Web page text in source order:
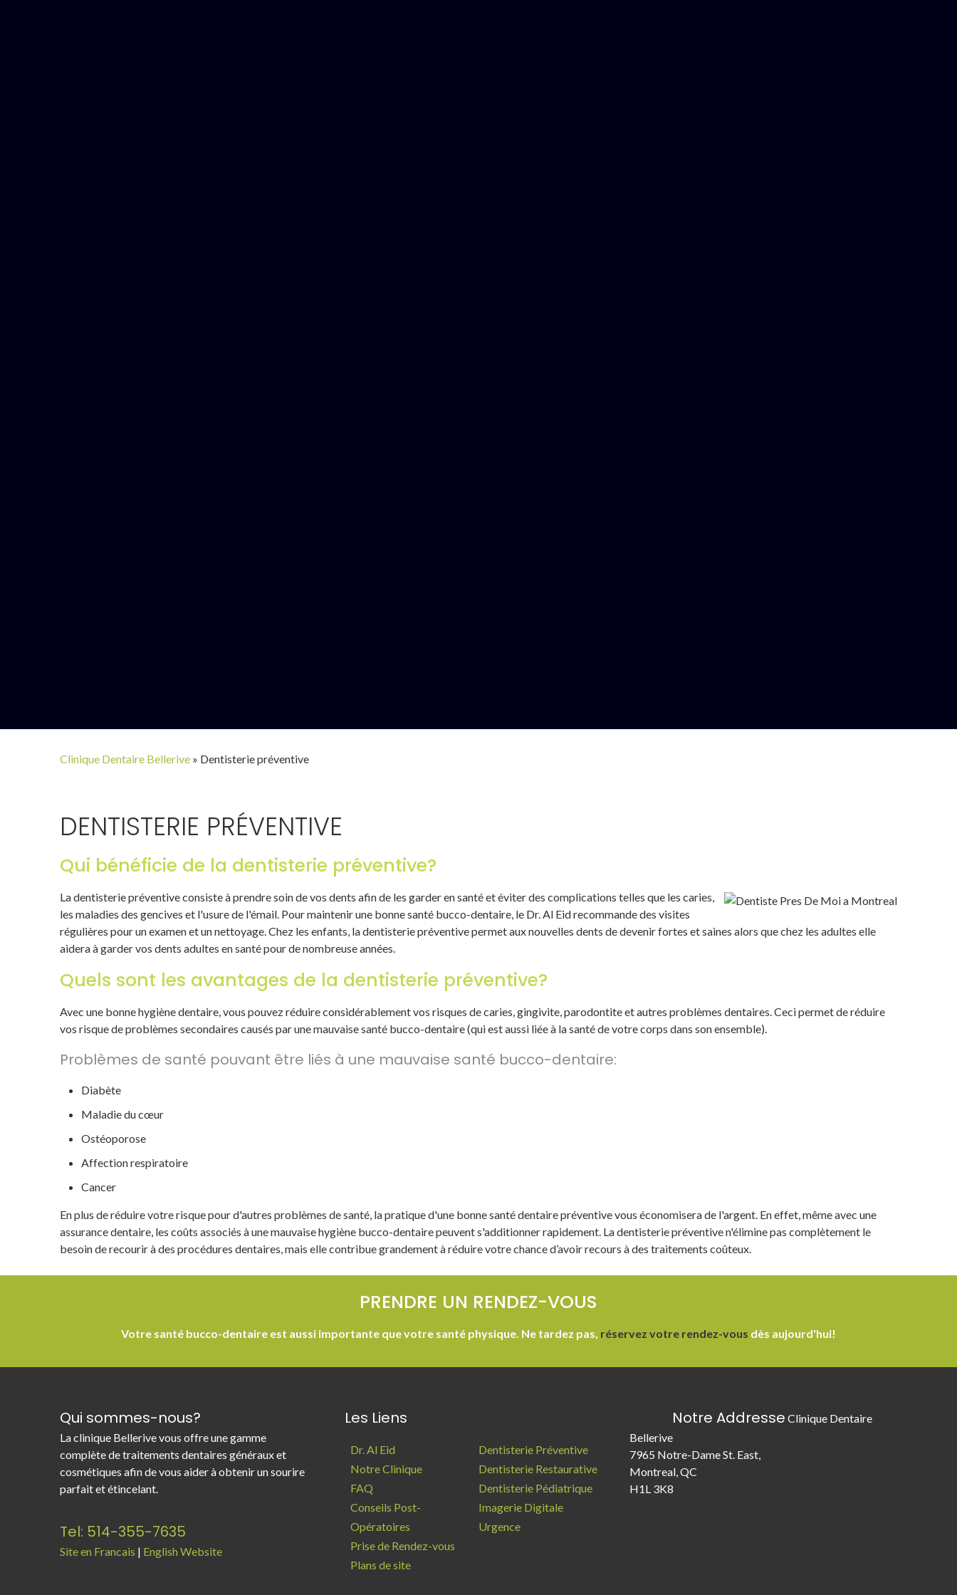
Clinique Dentaire Bellerive » Dentisterie préventive
DENTISTERIE PRÉVENTIVE
Qui bénéficie de la dentisterie préventive?
La dentisterie préventive consiste à prendre soin de vos dents afin de les garder en santé et éviter des complications telles que les caries,
les maladies des gencives et l'usure de l'émail. Pour maintenir une bonne santé bucco-dentaire, le Dr. Al Eid recommande des visites
régulières pour un examen et un nettoyage. Chez les enfants, la dentisterie préventive permet aux nouvelles dents de devenir fortes et saines alors que chez les adultes elle
aidera à garder vos dents adultes en santé pour de nombreuse années.
Quels sont les avantages de la dentisterie préventive?
Avec une bonne hygiène dentaire, vous pouvez réduire considérablement vos risques de caries, gingivite, parodontite et autres problèmes dentaires. Ceci permet de réduire
vos risque de problèmes secondaires causés par une mauvaise santé bucco-dentaire (qui est aussi liée à la santé de votre corps dans son ensemble).
Problèmes de santé pouvant être liés à une mauvaise santé bucco-dentaire:
Diabète
Maladie du cœur
Ostéoporose
Affection respiratoire
Cancer
En plus de réduire votre risque pour d'autres problèmes de santé, la pratique d'une bonne santé dentaire préventive vous économisera de l'argent. En effet, même avec une
assurance dentaire, les coûts associés à une mauvaise hygiène bucco-dentaire peuvent s'additionner rapidement. La dentisterie préventive n'élimine pas complètement le
besoin de recourir à des procédures dentaires, mais elle contribue grandement à réduire votre chance d’avoir recours à des traitements coûteux.
PRENDRE UN RENDEZ-VOUS
Votre santé bucco-dentaire est aussi importante que votre santé physique. Ne tardez pas, réservez votre rendez-vous dès aujourd'hui!
Qui sommes-nous?
La clinique Bellerive vous offre une gamme
complète de traitements dentaires généraux et
cosmétiques afin de vous aider à obtenir un sourire
parfait et étincelant.
Tel: 514-355-7635
Site en Francais | English Website
Les Liens
Dr. Al Eid
Notre Clinique
FAQ
Conseils Post-
Opératoires
Prise de Rendez-vous
Plans de site
Dentisterie Préventive
Dentisterie Restaurative
Dentisterie Pédiatrique
Imagerie Digitale
Urgence
Notre Addresse Clinique Dentaire
Bellerive
7965 Notre-Dame St. East,
Montreal, QC
H1L 3K8